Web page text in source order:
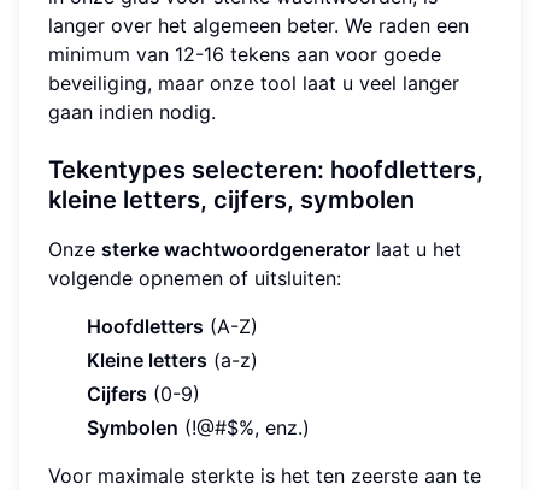
langer over het algemeen beter. We raden een
minimum van 12-16 tekens aan voor goede
beveiliging, maar onze tool laat u veel langer
gaan indien nodig.
Tekentypes selecteren: hoofdletters,
kleine letters, cijfers, symbolen
Onze sterke wachtwoordgenerator laat u het
volgende opnemen of uitsluiten:
Hoofdletters (A-Z)
Kleine letters (a-z)
Cijfers (0-9)
Symbolen (!@#$%, enz.)
Voor maximale sterkte is het ten zeerste aan te